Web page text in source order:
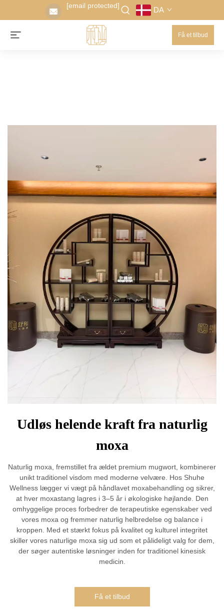
[email protected] DA
Få et tilbud
Udløs helende kraft fra naturlig
moxa
Naturlig moxa, fremstillet fra ældet premium mugwort, kombinerer
unikt traditionel visdom med moderne velvære. Hos Shuhe
Wellness lægger vi vægt på håndlavet moxabehandling og sikrer,
at hver moxastang lagres i 3–5 år i økologiske højlande. Den
omhyggelige proces forbedrer de terapeutiske egenskaber ved
vores moxa og fremmer naturlig helbredelse og balance i
kroppen. Med et stærkt fokus på kvalitet og kulturel integritet
skiller vores naturlige moxa sig ud som et pålideligt valg for dem,
der søger autentiske løsninger inden for traditionel kinesisk
medicin.
Få et tilbud